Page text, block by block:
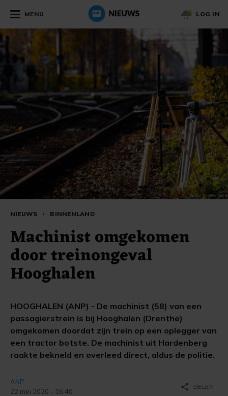
MENU LOG IN
NIEUWS / BINNENLAND
Machinist omgekomen
door treinongeval
Hooghalen
HOOGHALEN (ANP) - De machinist (58) van een
passagierstrein is bij Hooghalen (Drenthe)
omgekomen doordat zijn trein op een oplegger van
een tractor botste. De machinist uit Hardenberg
raakte bekneld en overleed direct, aldus de politie.
ANP
22 mei 2020 - 16:40
share DELEN